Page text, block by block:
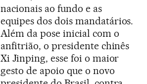
nacionais ao fundo e as
equipes dos dois mandatários.
Além da pose inicial com o
anfitrião, o presidente chinês
Xi Jinping, esse foi o maior
gesto de apoio que o novo